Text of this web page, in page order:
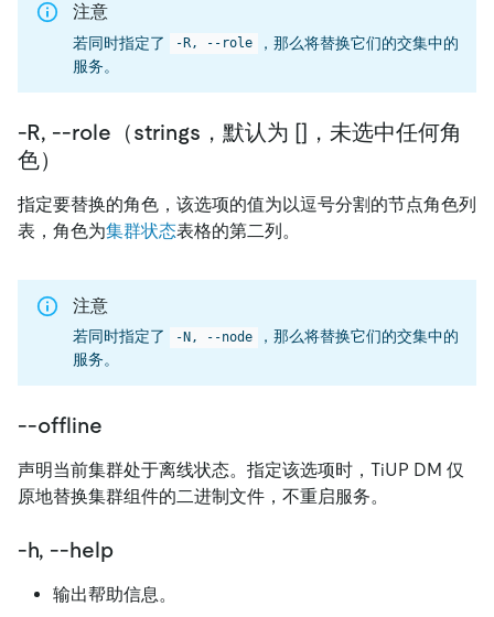
注意
若同时指定了 -R, --role
，那么将替换它们的交集中的
服务。
-R, --role（strings，默认为 []，未选中任何角
色）
指定要替换的角色，该选项的值为以逗号分割的节点角色列
表，角色为集群状态表格的第二列。
注意
若同时指定了 -N, --node
，那么将替换它们的交集中的
服务。
--offline
声明当前集群处于离线状态。指定该选项时，TiUP DM 仅
原地替换集群组件的二进制文件，不重启服务。
-h, --help
输出帮助信息。